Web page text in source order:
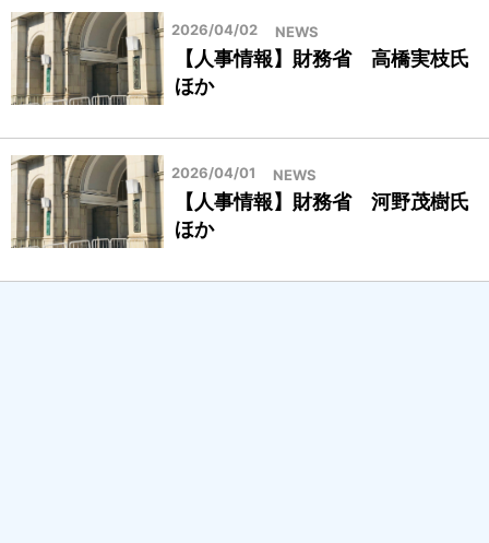
2026/04/02 NEWS
【人事情報】財務省 高橋実枝氏
ほか
2026/04/01 NEWS
【人事情報】財務省 河野茂樹氏
ほか